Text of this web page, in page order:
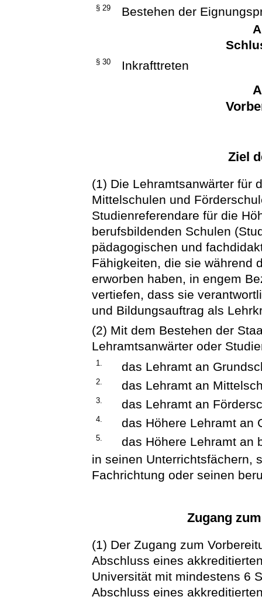
§ 29
Bestehen der
§ 30 Inkrafttreten
Ziel
(1) Die Lehramtsanwärter für
Mittelschulen und
Studienreferendare für die
berufsbildenden Schulen
pädagogischen und
Fähigkeiten, die sie während
erworben haben, in engem
vertiefen, dass sie
und Bildungsauftrag als
(2) Mit dem Bestehen der
Lehramtsanwärter oder
1. das Lehramt an
2. das Lehramt an
3. das Lehramt an
4. das Höhere Lehramt an
5.
das Höhere Lehramt an
in seinen Unterrichtsfächern,
Fachrichtung oder seinen
Zugang
(1) Der Zugang zum
Abschluss eines
Universität mit mindestens 6
Abschluss eines